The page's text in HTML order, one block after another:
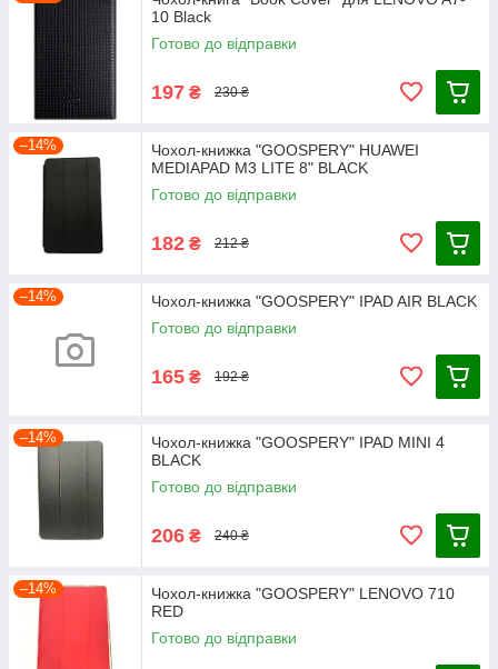
10 Black
Готово до відправки
197 ₴ 230 ₴
–14%
Чохол-книжка "GOOSPERY" HUAWEI
MEDIAPAD M3 LITE 8" BLACK
Готово до відправки
182 ₴ 212 ₴
–14%
Чохол-книжка "GOOSPERY" IPAD AIR BLACK
Готово до відправки
165 ₴ 192 ₴
–14%
Чохол-книжка "GOOSPERY" IPAD MINI 4
BLACK
Готово до відправки
206 ₴ 240 ₴
–14%
Чохол-книжка "GOOSPERY" LENOVO 710
RED
Готово до відправки